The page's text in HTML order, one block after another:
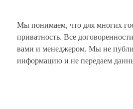
Мы понимаем, что для многих
приватность. Все
вами и менеджером. Мы не
информацию и не передаем